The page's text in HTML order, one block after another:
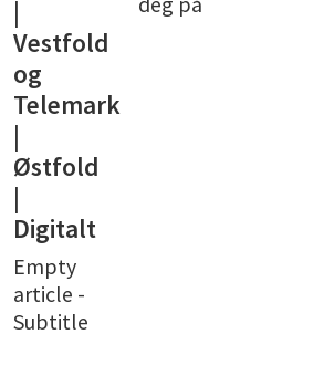
|
Vestfold
og
Telemark
|
Østfold
|
Digitalt
Empty
article -
Subtitle